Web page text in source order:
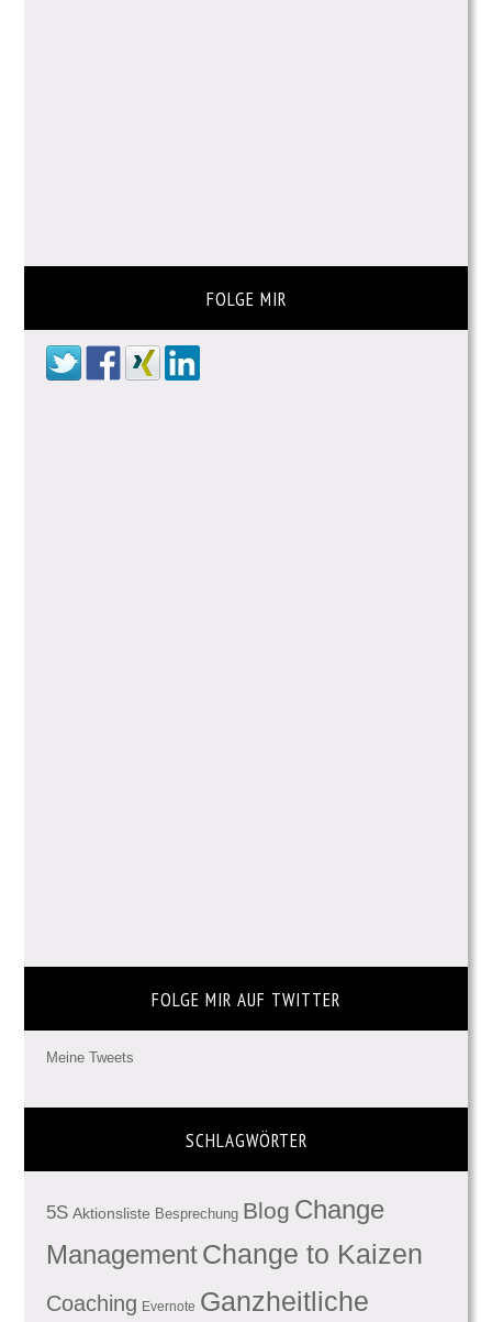
FOLGE MIR
FOLGE MIR AUF TWITTER
Meine Tweets
SCHLAGWÖRTER
5S Aktionsliste Besprechung Blog Change
ManagementChange to Kaizen
Coaching Evernote Ganzheitliche